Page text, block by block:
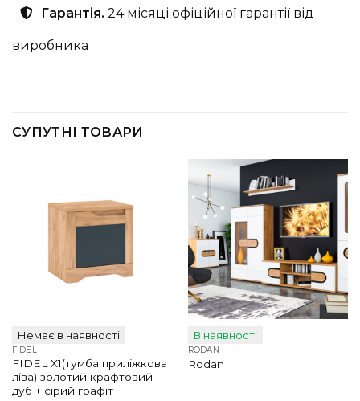
Гарантія. 24 місяці офіційної гарантії від
виробника
СУПУТНІ ТОВАРИ
Немає в наявності
FIDEL
FIDEL X1(тумба приліжкова
ліва) золотий крафтовий
дуб + сірий графіт
В наявності
RODAN
Rodan